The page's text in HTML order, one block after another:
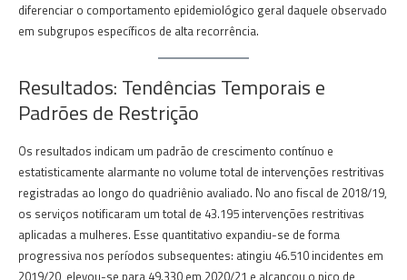
diferenciar o comportamento epidemiológico geral daquele observado
em subgrupos específicos de alta recorrência.
Resultados: Tendências Temporais e
Padrões de Restrição
Os resultados indicam um padrão de crescimento contínuo e
estatisticamente alarmante no volume total de intervenções restritivas
registradas ao longo do quadriênio avaliado. No ano fiscal de 2018/19,
os serviços notificaram um total de 43.195 intervenções restritivas
aplicadas a mulheres. Esse quantitativo expandiu-se de forma
progressiva nos períodos subsequentes: atingiu 46.510 incidentes em
2019/20, elevou-se para 49.330 em 2020/21 e alcançou o pico de